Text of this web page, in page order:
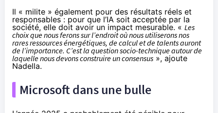
Il « milite » également pour des résultats réels et
responsables : pour que l’IA soit acceptée par la
société, elle doit avoir un impact mesurable. « Les
choix que nous ferons sur l’endroit où nous utiliserons nos
rares ressources énergétiques, de calcul et de talents auront
de l’importance. C’est la question socio-technique autour de
laquelle nous devons construire un consensus », ajoute
Nadella.
Microsoft dans une bulle